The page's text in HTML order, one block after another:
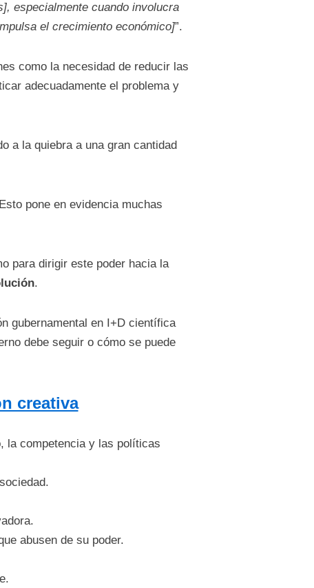
especialmente cuando involucra
el crecimiento económico]”.
como la necesidad de reducir las
adecuadamente el problema y
a la quiebra a una gran cantidad
pone en evidencia muchas
para dirigir este poder hacia la
.
gubernamental en I+D científica
debe seguir o cómo se puede
creativa
la competencia y las políticas
abusen de su poder.